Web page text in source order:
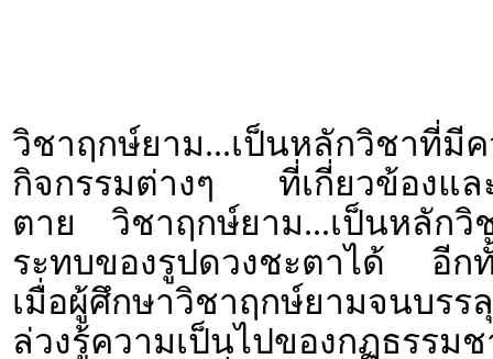
วิชาฤกษ์ยาม...เป็นหลักวิชาที่มี
กิจกรรมต่างๆ ที่เกี่ยวข้องแล
ตาย วิชาฤกษ์ยาม...เป็นหลักวิ
ระทบของรูปดวงชะตาได้ อีกทั้
เมื่อผู้ศึกษาวิชาฤกษ์ยามจนบร
ล่วงรู้ความเป็นไปของกฏธรร